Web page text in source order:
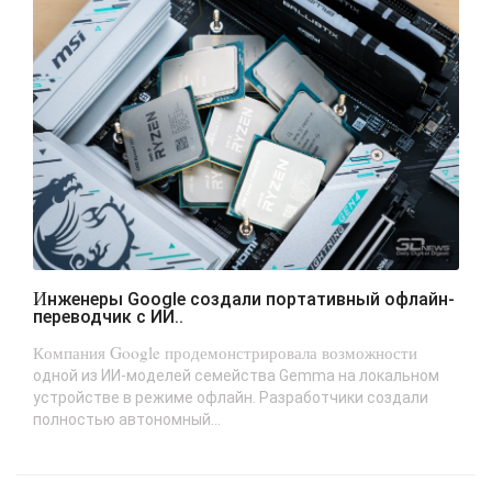
Инженеры Google создали портативный офлайн-
переводчик с ИИ..
Компания Google продемонстрировала возможности
одной из ИИ-моделей семейства Gemma на локальном
устройстве в режиме офлайн. Разработчики создали
полностью автономный...